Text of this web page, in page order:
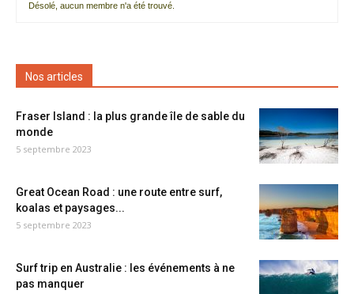
amis
Désolé, aucun membre n'a été trouvé.
Nos articles
Fraser Island : la plus grande île de sable du
monde
5 septembre 2023
Great Ocean Road : une route entre surf,
koalas et paysages...
5 septembre 2023
Surf trip en Australie : les événements à ne
pas manquer